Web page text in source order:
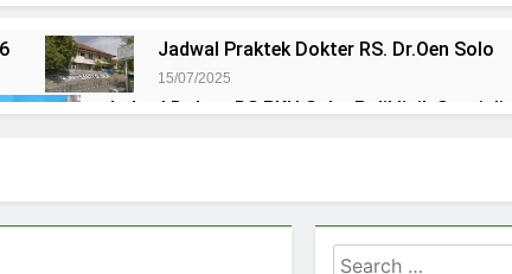
Jadwal Praktek Dokter RS. Dr.Oen Solo
15/07/2025
Jadwal Dokter RS PKU Solo: Poliklinik
Jadwal Dokter RS Mulia Hati Wonogiri
Search